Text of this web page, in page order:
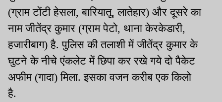
(ग्राम टोंटी हेसला, बारियातू, लातेहार) और दूसरे का
नाम जीतेंद्र कुमार (ग्राम पेटो, थाना केरकेडारी,
हजारीबाग) है. पुलिस की तलाशी में जीतेंद्र कुमार के
घुटने के नीचे एंकलेट में छिपा कर रखे गये दो पैकेट
अफीम (गादा) मिला. इसका वजन करीब एक किलो
है.